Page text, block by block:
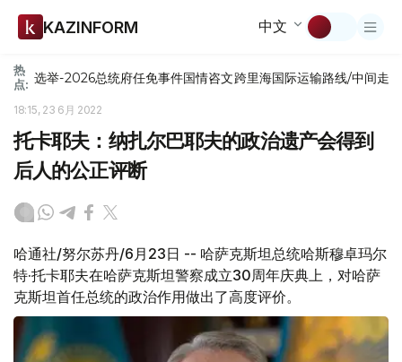
KAZINFORM 中文
热
点: 选举-2026总统府任免事件国情咨文跨里海国际运输路线/中间走廊
18:15, 23 6月 2022
托卡耶夫：纳扎尔巴耶夫的政治遗产会得到
后人的公正评断
哈通社/努尔苏丹/6月23日 -- 哈萨克斯坦总统哈斯穆卓玛尔
特·托卡耶夫在哈萨克斯坦警察成立30周年庆典上，对哈萨
克斯坦首任总统的政治作用做出了高度评价。